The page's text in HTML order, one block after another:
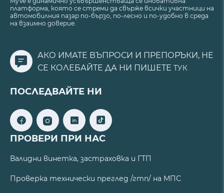
платформа, която се стреми да свърже всички участници на
автомобилния пазар по-бързо, по-лесно и по-удобно в среда
на взаимно доверие.
АКО ИМАТЕ ВЪПРОСИ И ПРЕПОРЪКИ, НЕ
СЕ КОЛЕБАЙТЕ ДА НИ ПИШЕТЕ ТУК
ПОСЛЕДВАЙТЕ НИ
ПРОВЕРИ ПРИ НАС
Валидни винетка, застраховка и ГТП
Проверка технически преглед /гтп/ на МПС